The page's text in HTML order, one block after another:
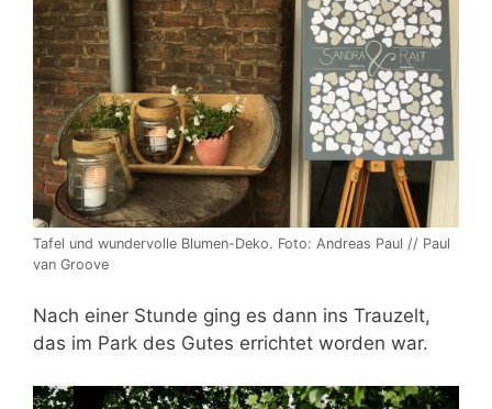
Tafel und wundervolle Blumen-Deko. Foto: Andreas Paul // Paul
van Groove
Nach einer Stunde ging es dann ins Trauzelt,
das im Park des Gutes errichtet worden war.